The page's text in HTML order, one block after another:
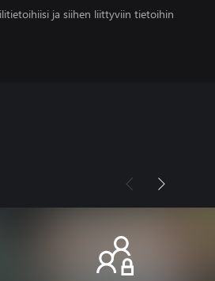
ja siihen liittyviin tietoihin